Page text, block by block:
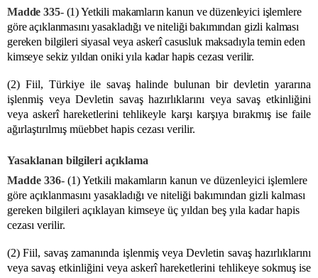
Madde 335-(1) Yetkili makamların kanun ve düzenleyici işlemlere
göre açıklanmasını yasakladığı ve niteliği bakımından gizli kalması
gereken bilgileri siyasal veya askerî casusluk maksadıyla temin eden
kimseye sekiz yıldan oniki yıla kadar hapis cezası verilir.
(2) Fiil, Türkiye ile savaş halinde bulunan bir devletin yararına
işlenmiş veya Devletin savaş hazırlıklarını veya savaş etkinliğini
veya askerî hareketlerini tehlikeyle karşı karşıya bırakmış ise faile
ağırlaştırılmış müebbet hapis cezası verilir.
Yasaklanan bilgileri açıklama
Madde 336- (1) Yetkili makamların kanun ve düzenleyici işlemlere
göre açıklanmasını yasakladığı ve niteliği bakımından gizli kalması
gereken bilgileri açıklayan kimseye üç yıldan beş yıla kadar hapis
cezası verilir.
(2) Fiil, savaş zamanında işlenmiş veya Devletin savaş hazırlıklarını
veya savaş etkinliğini veya askerî hareketlerini tehlikeye sokmuş ise